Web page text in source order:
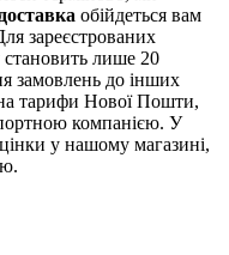
доставка обійдеться вам
зареєстрованих
становить лише 20
замовлень до інших
на тарифи Нової Пошти,
компанією. У
у нашому магазині,